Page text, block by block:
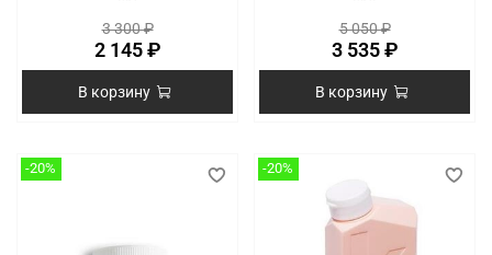
3 300 ₽
2 145 ₽
В корзину
5 050 ₽
3 535 ₽
В корзину
-20% -20%